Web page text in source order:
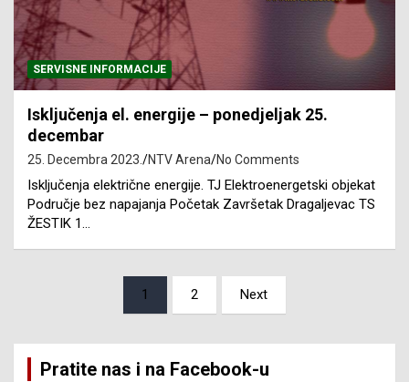
SERVISNE INFORMACIJE
Isključenja el. energije – ponedjeljak 25.
decembar
25. Decembra 2023. NTV Arena No Comments
Isključenja električne energije. TJ Elektroenergetski objekat
Područje bez napajanja Početak Završetak Dragaljevac TS
ŽESTIK 1…
1 2 Next
Pratite nas i na Facebook-u